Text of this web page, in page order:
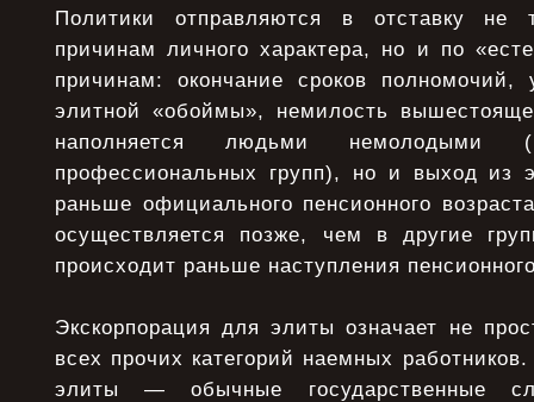
Политики отправляются в отставку не
причинам личного характера, но и по
причинам: окончание сроков полномочий,
элитной «обоймы», немилость
наполняется людьми немолодыми
профессиональных групп), но и выход из
раньше официального пенсионного
осуществляется позже, чем в другие
происходит раньше наступления
Экскорпорация для элиты означает не
всех прочих категорий наемных
элиты — обычные государственные